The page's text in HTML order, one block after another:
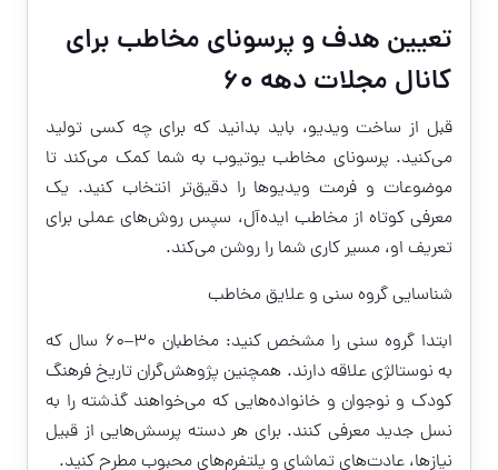
تعیین هدف و پرسونای مخاطب برای
کانال مجلات دهه ۶۰
قبل از ساخت ویدیو، باید بدانید که برای چه کسی تولید
می‌کنید. پرسونای مخاطب یوتیوب به شما کمک می‌کند تا
موضوعات و فرمت ویدیوها را دقیق‌تر انتخاب کنید. یک
معرفی کوتاه از مخاطب ایده‌آل، سپس روش‌های عملی برای
تعریف او، مسیر کاری شما را روشن می‌کند.
شناسایی گروه سنی و علایق مخاطب
ابتدا گروه سنی را مشخص کنید: مخاطبان ۳۰–۶۰ سال که
به نوستالژی علاقه دارند. همچنین پژوهش‌گران تاریخ فرهنگ
کودک و نوجوان و خانواده‌هایی که می‌خواهند گذشته را به
نسل جدید معرفی کنند. برای هر دسته پرسش‌هایی از قبیل
نیازها، عادت‌های تماشای و پلتفرم‌های محبوب مطرح کنید.